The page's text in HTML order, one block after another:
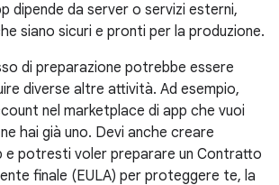
dipende da server o servizi esterni,
siano sicuri e pronti per la produzione.
di preparazione potrebbe essere
diverse altre attività. Ad esempio,
nel marketplace di app che vuoi
hai già uno. Devi anche creare
e potresti voler preparare un Contratto
finale (EULA) per proteggere te, la